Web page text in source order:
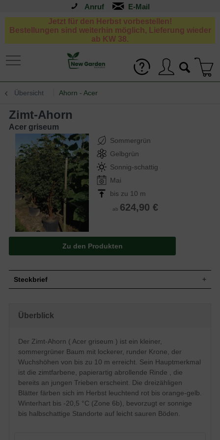
Anruf
Jetzt für den Herbst vorbestellen!
Bestellungen sind weiterhin möglich, Lieferung wieder
ab KW 38.
Übersicht Ahorn - Acer
Zimt-Ahorn
Acer griseum
Sommergrün
Gelbgrün
Sonnig-schattig
Mai
bis zu 10 m
ab 624,90 €
Zu den Produkten
Steckbrief
Blatt
Sommergrün, dreizählig, Oberseite
sattgrün, Unterseite graugrün, Austrieb
etwas heller, Herbstfärbung anfangs
leuchtend rot, später orange-gelb (ab
Oktober), 3 bis 5 cm
Frucht
Wenig, rot gefärbt
Blüte
Gelbgrün
Blütezeit
Mai
Rinde
Rotbraun bis zimtfarbend, papierartig,
Überblick
Der Zimt-Ahorn ( Acer griseum ) ist ein kleiner,
sommergrüner Baum mit lockerer, runder Krone, der
Wuchshöhen von bis zu 10 m erreicht. Sein Hauptmerkmal
ist die zimtfarbene, papierartig abrollende Rinde , die
bereits an jungen Trieben erscheint. Die dreizähligen
Blätter färben sich im Herbst leuchtend rot bis orange-gelb.
Winterhart bis -20,5 °C (Zone 6b), bevorzugt er sonnige
bis halbschattige Standorte auf leicht sauren Böden.